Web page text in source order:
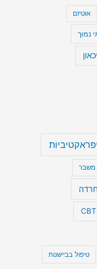
אוטיזם
נמוך
משבר
טיפול בביישנות